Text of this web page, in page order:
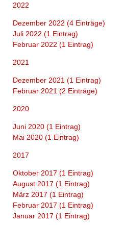
2022
Dezember 2022 (4 Einträge)
Juli 2022 (1 Eintrag)
Februar 2022 (1 Eintrag)
2021
Dezember 2021 (1 Eintrag)
Februar 2021 (2 Einträge)
2020
Juni 2020 (1 Eintrag)
Mai 2020 (1 Eintrag)
2017
Oktober 2017 (1 Eintrag)
August 2017 (1 Eintrag)
März 2017 (1 Eintrag)
Februar 2017 (1 Eintrag)
Januar 2017 (1 Eintrag)